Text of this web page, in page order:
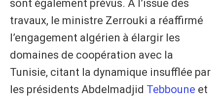
sont également prévus. À l’issue des
travaux, le ministre Zerrouki a réaffirmé
l’engagement algérien à élargir les
domaines de coopération avec la
Tunisie, citant la dynamique insufflée par
les présidents Abdelmadjid Tebboune et